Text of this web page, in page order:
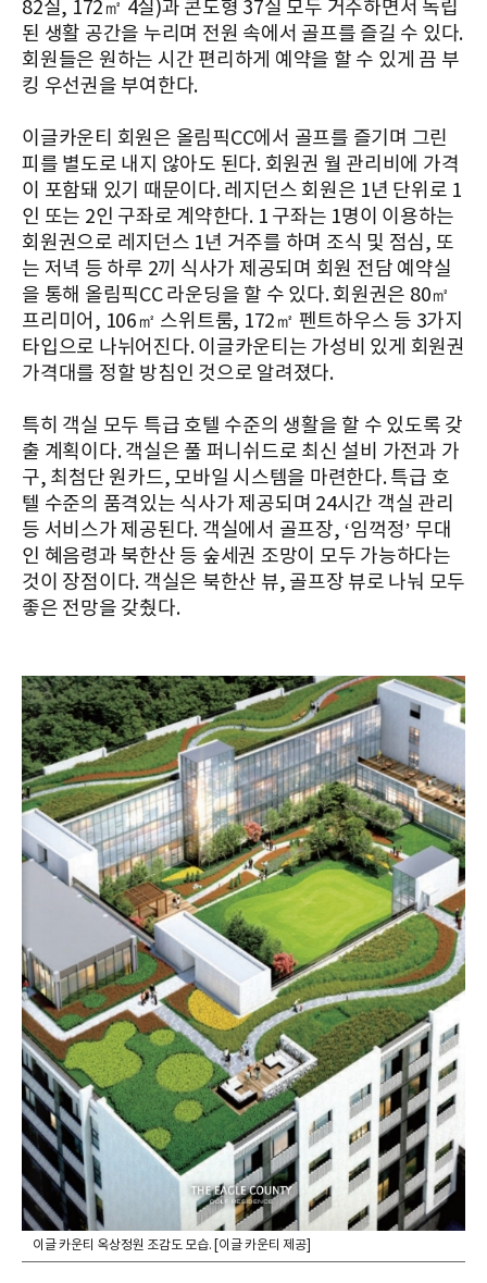
82실, 172㎡ 4실)과 콘도형 37실 모두 거주하면서 독립
된 생활 공간을 누리며 전원 속에서 골프를 즐길 수 있다.
회원들은 원하는 시간 편리하게 예약을 할 수 있게 끔 부
킹 우선권을 부여한다.
이글카운티 회원은 올림픽CC에서 골프를 즐기며 그린
피를 별도로 내지 않아도 된다. 회원권 월 관리비에 가격
이 포함돼 있기 때문이다. 레지던스 회원은 1년 단위로 1
인 또는 2인 구좌로 계약한다. 1 구좌는 1명이 이용하는
회원권으로 레지던스 1년 거주를 하며 조식 및 점심, 또
는 저녁 등 하루 2끼 식사가 제공되며 회원 전담 예약실
을 통해 올림픽CC 라운딩을 할 수 있다. 회원권은 80㎡
프리미어, 106㎡ 스위트룸, 172㎡ 펜트하우스 등 3가지
타입으로 나뉘어진다. 이글카운티는 가성비 있게 회원권
가격대를 정할 방침인 것으로 알려졌다.
특히 객실 모두 특급 호텔 수준의 생활을 할 수 있도록 갖
출 계획이다. 객실은 풀 퍼니쉬드로 최신 설비 가전과 가
구, 최첨단 원카드, 모바일 시스템을 마련한다. 특급 호
텔 수준의 품격있는 식사가 제공되며 24시간 객실 관리
등 서비스가 제공된다. 객실에서 골프장, ‘임꺽정’ 무대
인 혜음령과 북한산 등 숲세권 조망이 모두 가능하다는
것이 장점이다. 객실은 북한산 뷰, 골프장 뷰로 나눠 모두
좋은 전망을 갖췄다.
이글 카운티 옥상정원 조감도 모습. [이글 카운티 제공]